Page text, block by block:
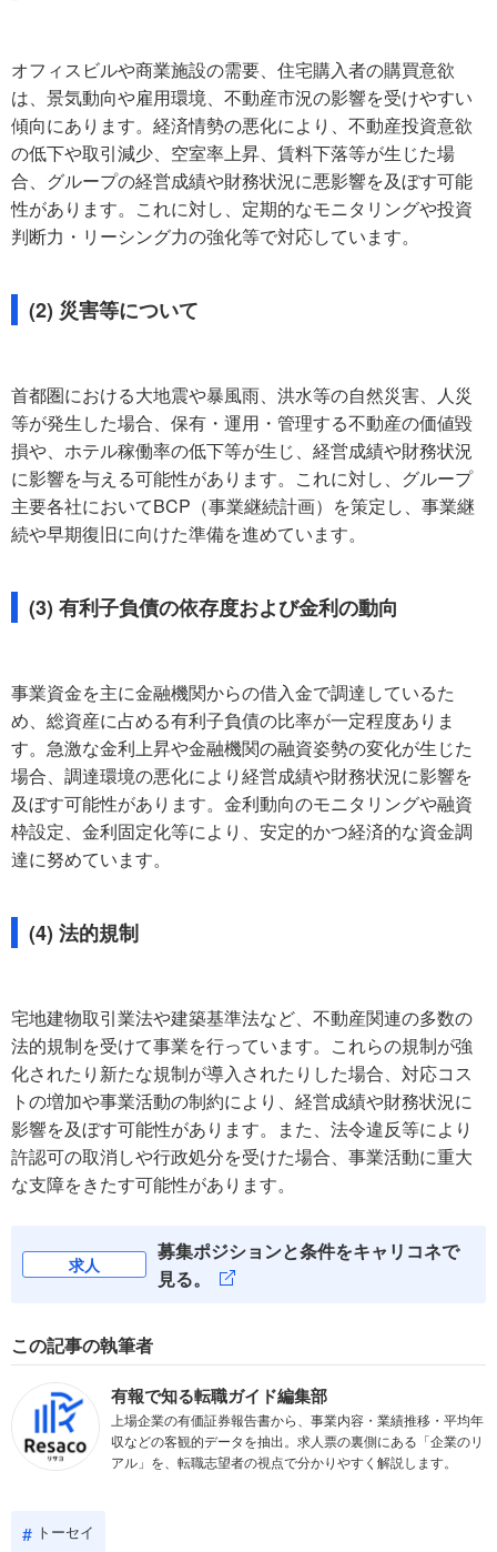
オフィスビルや商業施設の需要、住宅購入者の購買意欲
は、景気動向や雇用環境、不動産市況の影響を受けやすい
傾向にあります。経済情勢の悪化により、不動産投資意欲
の低下や取引減少、空室率上昇、賃料下落等が生じた場
合、グループの経営成績や財務状況に悪影響を及ぼす可能
性があります。これに対し、定期的なモニタリングや投資
判断力・リーシング力の強化等で対応しています。
(2) 災害等について
首都圏における大地震や暴風雨、洪水等の自然災害、人災
等が発生した場合、保有・運用・管理する不動産の価値毀
損や、ホテル稼働率の低下等が生じ、経営成績や財務状況
に影響を与える可能性があります。これに対し、グループ
主要各社においてBCP（事業継続計画）を策定し、事業継
続や早期復旧に向けた準備を進めています。
(3) 有利子負債の依存度および金利の動向
事業資金を主に金融機関からの借入金で調達しているた
め、総資産に占める有利子負債の比率が一定程度ありま
す。急激な金利上昇や金融機関の融資姿勢の変化が生じた
場合、調達環境の悪化により経営成績や財務状況に影響を
及ぼす可能性があります。金利動向のモニタリングや融資
枠設定、金利固定化等により、安定的かつ経済的な資金調
達に努めています。
(4) 法的規制
宅地建物取引業法や建築基準法など、不動産関連の多数の
法的規制を受けて事業を行っています。これらの規制が強
化されたり新たな規制が導入されたりした場合、対応コス
トの増加や事業活動の制約により、経営成績や財務状況に
影響を及ぼす可能性があります。また、法令違反等により
許認可の取消しや行政処分を受けた場合、事業活動に重大
な支障をきたす可能性があります。
求人
募集ポジションと条件をキャリコネで
見る。
この記事の執筆者
有報で知る転職ガイド編集部
上場企業の有価証券報告書から、事業内容・業績推移・平均年
収などの客観的データを抽出。求人票の裏側にある「企業のリ
アル」を、転職志望者の視点で分かりやすく解説します。
トーセイ